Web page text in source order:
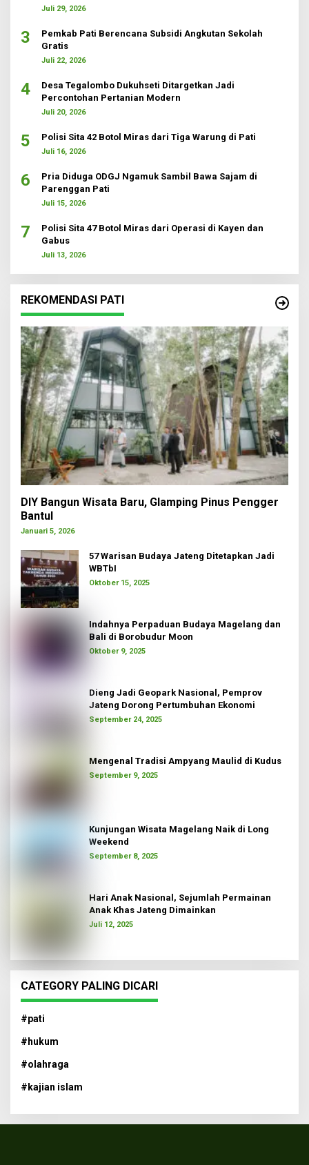
Juli 29, 2026
3
Pemkab Pati Berencana Subsidi Angkutan Sekolah
Gratis
Juli 22, 2026
4
Desa Tegalombo Dukuhseti Ditargetkan Jadi
Percontohan Pertanian Modern
Juli 20, 2026
5 Polisi Sita 42 Botol Miras dari Tiga Warung di Pati
Juli 16, 2026
6
Pria Diduga ODGJ Ngamuk Sambil Bawa Sajam di
Parenggan Pati
Juli 15, 2026
7
Polisi Sita 47 Botol Miras dari Operasi di Kayen dan
Gabus
Juli 13, 2026
REKOMENDASI PATI
DIY Bangun Wisata Baru, Glamping Pinus Pengger
Bantul
Januari 5, 2026
57 Warisan Budaya Jateng Ditetapkan Jadi
WBTbI
Oktober 15, 2025
Indahnya Perpaduan Budaya Magelang dan
Bali di Borobudur Moon
Oktober 9, 2025
Dieng Jadi Geopark Nasional, Pemprov
Jateng Dorong Pertumbuhan Ekonomi
September 24, 2025
Mengenal Tradisi Ampyang Maulid di Kudus
September 9, 2025
Kunjungan Wisata Magelang Naik di Long
Weekend
September 8, 2025
Hari Anak Nasional, Sejumlah Permainan
Anak Khas Jateng Dimainkan
Juli 12, 2025
CATEGORY PALING DICARI
#pati
#hukum
#olahraga
#kajian islam